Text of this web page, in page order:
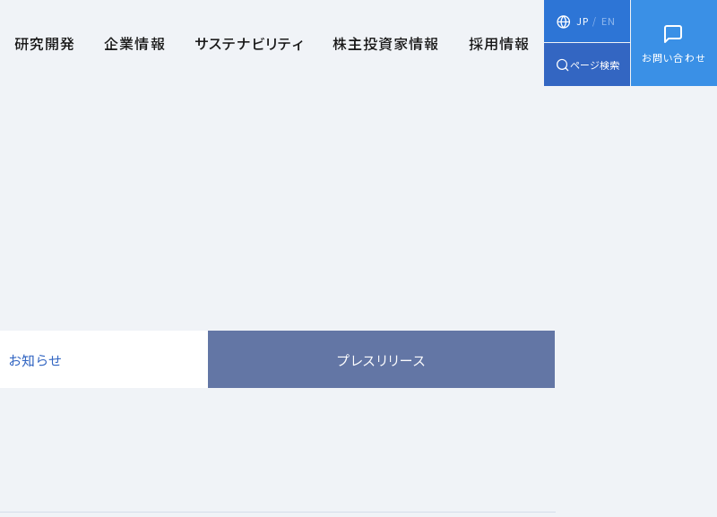
研究開発 企業情報 サステナビリティ 株主投資家情報 採用情報
JP EN
ページ検索 お問い合わせ
お知らせ プレスリリース